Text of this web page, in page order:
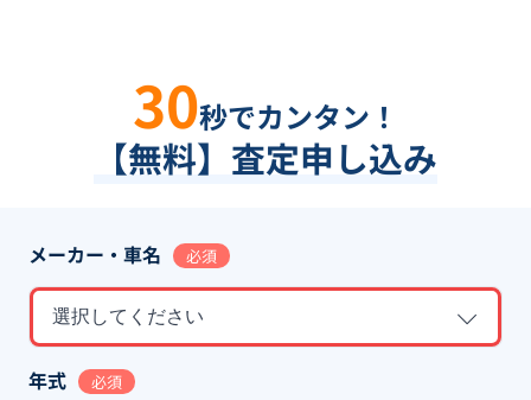
30秒でカンタン！
【無料】査定申し込み
メーカー・車名 必須
選択してください
年式 必須